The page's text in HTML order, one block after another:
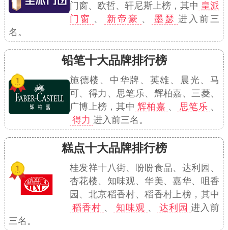
门窗、欧哲、轩尼斯上榜，其中 皇派
门窗 、 新帝豪 、 墨瑟 进入前三
名。
铅笔十大品牌排行榜
施德楼、中华牌、英雄、晨光、马
可、得力、思笔乐、辉柏嘉、三菱、
广博上榜，其中 辉柏嘉 、 思笔乐 、
得力 进入前三名。
糕点十大品牌排行榜
桂发祥十八街、盼盼食品、达利园、
杏花楼、知味观、华美、嘉华、咀香
园、北京稻香村、稻香村上榜，其中
稻香村 、 知味观 、 达利园 进入前
三名。